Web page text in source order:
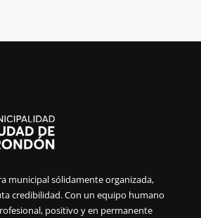
municipal sólidamente organizada,
credibilidad. Con un equipo humano
positivo y en permanente